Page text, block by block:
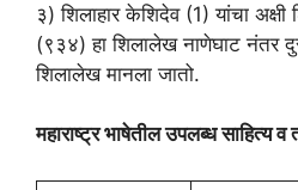
३) शिलाहार केशिदेव (1) यांचा
(९३४) हा शिलालेख नाणेघाट नंतर
शिलालेख मानला जातो.
महाराष्ट्र भाषेतील उपलब्ध साहित्य व